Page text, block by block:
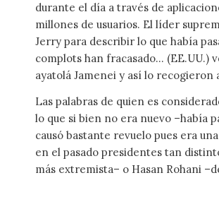
durante el día a través de
millones de usuarios. El líder
Jerry para describir lo que había
complots han fracasado… (EE.UU.)
ayatolá Jamenei y así lo
Las palabras de quien es
lo que si bien no era nuevo –había
causó bastante revuelo pues era
en el pasado presidentes tan
más extremista– o Hasan Rohani